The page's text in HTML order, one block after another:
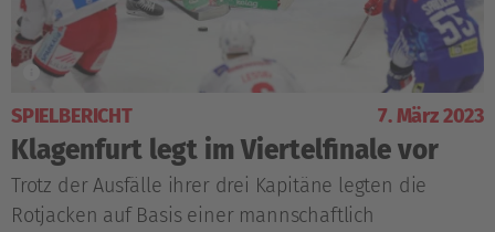
SPIELBERICHT 7. März 2023
Klagenfurt legt im Viertelfinale vor
Trotz der Ausfälle ihrer drei Kapitäne legten die
Rotjacken auf Basis einer mannschaftlich